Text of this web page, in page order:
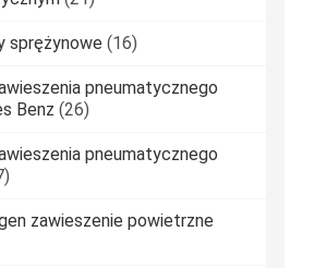
sprężynowe (16)
pneumatycznego
Benz (26)
pneumatycznego
zawieszenie powietrzne